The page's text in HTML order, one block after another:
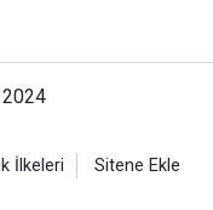
İlkeleri Sitene Ekle